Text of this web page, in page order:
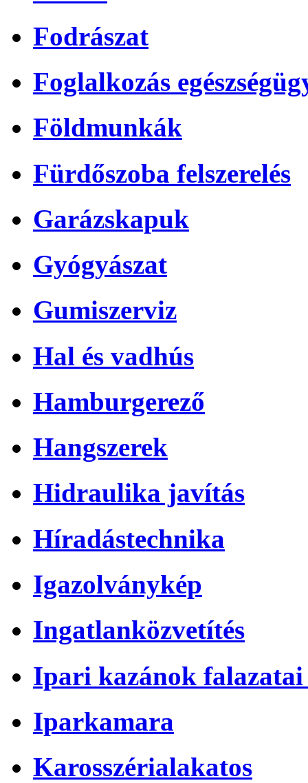
Fodrászat
Foglalkozás
Földmunkák
Fürdőszoba felszerelés
Garázskapuk
Gyógyászat
Gumiszerviz
Hal és vadhús
Hamburgerező
Hangszerek
Hidraulika javítás
Híradástechnika
Igazolványkép
Ingatlanközvetítés
Ipari kazánok falazatai
Iparkamara
Karosszérialakatos